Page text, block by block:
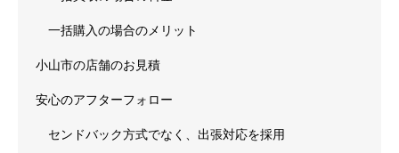
一括購入の場合のメリット
小山市の店舗のお見積
安心のアフターフォロー
センドバック方式でなく、出張対応を採用